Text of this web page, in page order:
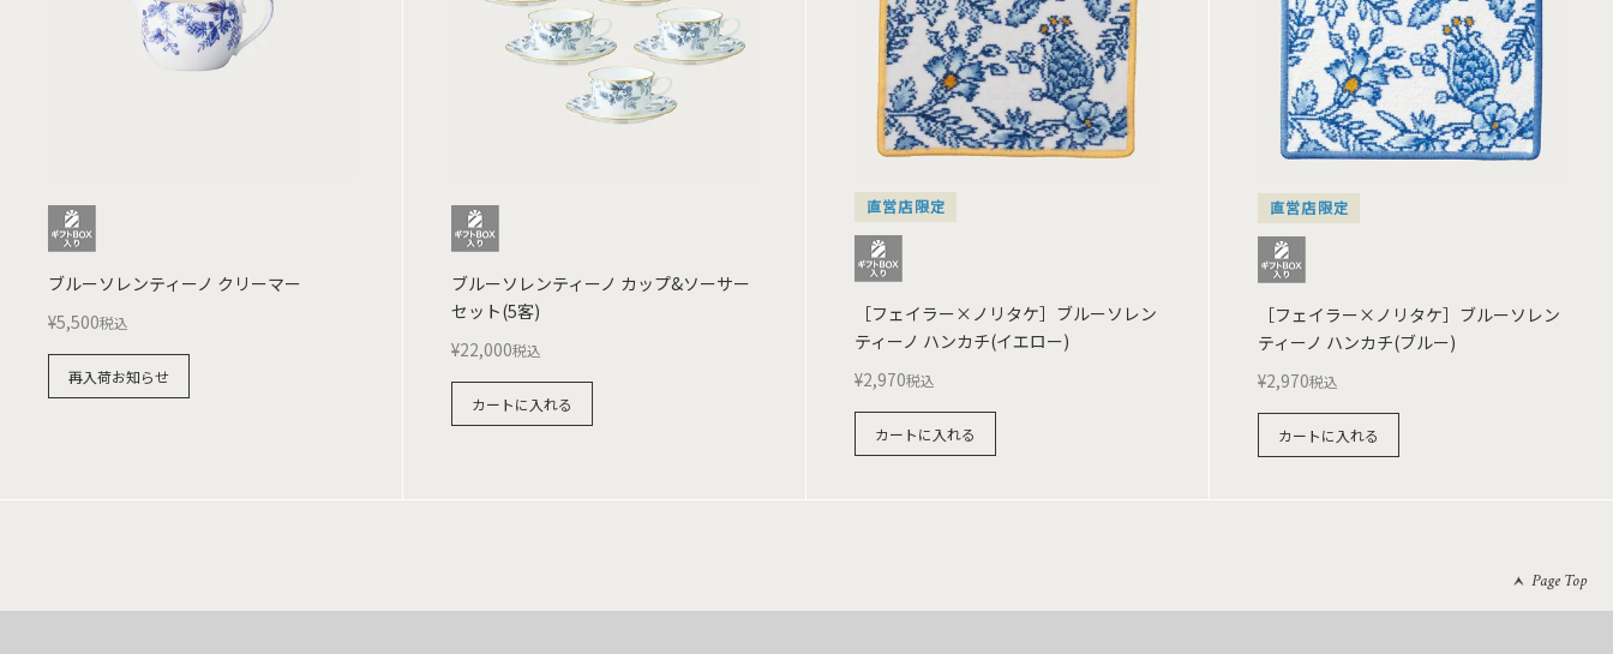
ブルーソレンティーノ クリーマー
¥5,500税込
再入荷お知らせ
ブルーソレンティーノ カップ&ソーサー
セット(5客)
¥22,000税込
カートに入れる
直営店限定
［フェイラー×ノリタケ］ブルーソレン
ティーノ ハンカチ(イエロー)
¥2,970税込
カートに入れる
直営店限定
［フェイラー×ノリタケ］ブルーソレン
ティーノ ハンカチ(ブルー)
¥2,970税込
カートに入れる
Page Top